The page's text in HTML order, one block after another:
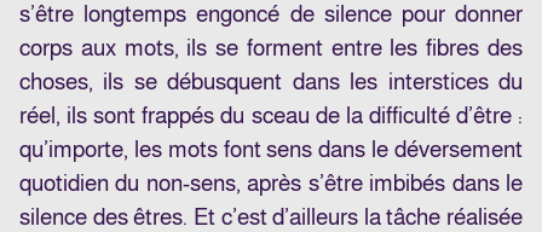
s’être longtemps engoncé de silence pour donner
corps aux mots, ils se forment entre les fibres des
choses, ils se débusquent dans les interstices du
réel, ils sont frappés du sceau de la difficulté d’être :
qu’importe, les mots font sens dans le déversement
quotidien du non-sens, après s’être imbibés dans le
silence des êtres. Et c’est d’ailleurs la tâche réalisée